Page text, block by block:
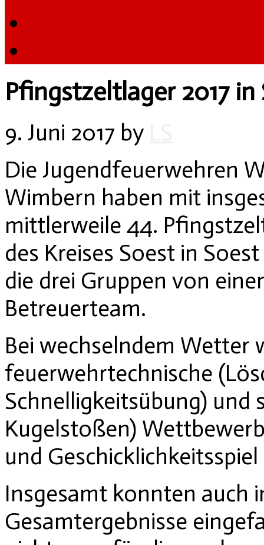
Pfingstzeltlager 2017 in
9. Juni 2017 by
Die Jugendfeuerwehren
Wimbern haben mit
mittlerweile 44.
des Kreises Soest in
die drei Gruppen von
Betreuerteam.
Bei wechselndem Wetter
feuerwehrtechnische
Schnelligkeitsübung)
Kugelstoßen)
und
Insgesamt konnten auch
Gesamtergebnisse